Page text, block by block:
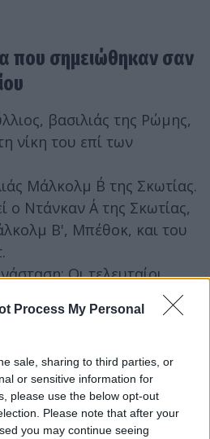
Process My Personal
sale, sharing to third parties, or
or sensitive information for
please use the below opt-out
Please note that after your
you may continue seeing
που σημειώθηκαν σαν
βασιλιάς της Ρώμης,
νίκη του επί των
Μάλκολμ Β΄ της Σκωτίας.
Ντάνκαν Α΄ της Σκωτίας,
Β', Μπέθοκ, και του
Οι τελευταίοι
τη Νέα Υόρκη,
της Συνθήκης του
η ναυαρχίδα του
στόλου, φθάνει στο
τους Συμμάχους